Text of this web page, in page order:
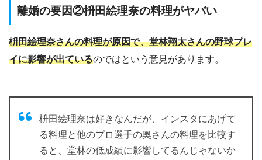
離婚の要因②枡田絵理奈の料理がヤバい
枡田絵理奈さんの料理が原因で、堂林翔太さんの野球プレ
イに影響が出ているのではという意見があります。
枡田絵理奈は好きなんだが、インスタにあげて
る料理と他のプロ選手の奥さんの料理を比較す
ると、堂林の低成績に影響してるんじゃないか